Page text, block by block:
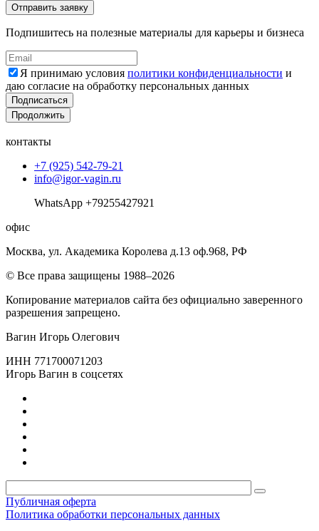
Подпишитесь на полезные материалы для карьеры и бизнеса
Я принимаю условия политики конфиденциальности и
даю согласие на обработку персональных данных
Подписаться
Продолжить
контакты
+7 (925) 542-79-21
info@igor-vagin.ru
WhatsApp +79255427921
офис
Москва, ул. Академика Королева д.13 оф.968, РФ
© Все права защищены 1988–2026
Копирование материалов сайта без официально заверенного
разрешения запрещено.
Вагин Игорь Олегович
ИНН 771700071203
Игорь Вагин в соцсетях
Публичная оферта
Политика обработки персональных данных